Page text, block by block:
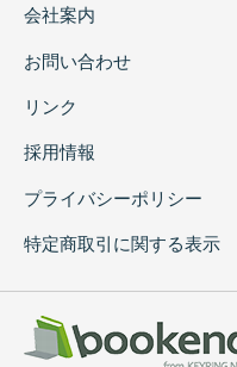
会社案内
お問い合わせ
リンク
採用情報
プライバシーポリシー
特定商取引に関する表示